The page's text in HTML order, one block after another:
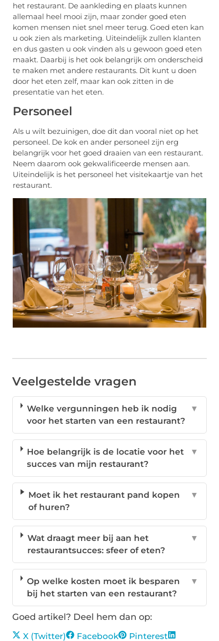
het restaurant. De aankleding en plaats kunnen
allemaal heel mooi zijn, maar zonder goed eten
komen mensen niet snel meer terug. Goed eten kan
u ook zien als marketing. Uiteindelijk zullen klanten
en dus gasten u ook vinden als u gewoon goed eten
maakt. Daarbij is het ook belangrijk om onderscheid
te maken met andere restaurants. Dit kunt u doen
door het eten zelf, maar kan ook zitten in de
presentatie van het eten.
Personeel
Als u wilt bezuinigen, doe dit dan vooral niet op het
personeel. De kok en ander personeel zijn erg
belangrijk voor het goed draaien van een restaurant.
Neem daarom ook gekwalificeerde mensen aan.
Uiteindelijk is het personeel het visitekaartje van het
restaurant.
Veelgestelde vragen
Welke vergunningen heb ik nodig
voor het starten van een restaurant?
▼
Hoe belangrijk is de locatie voor het
succes van mijn restaurant?
▼
Moet ik het restaurant pand kopen
of huren?
▼
Wat draagt meer bij aan het
restaurantsucces: sfeer of eten?
▼
Op welke kosten moet ik besparen
bij het starten van een restaurant?
▼
Goed artikel? Deel hem dan op:
X (Twitter) Facebook Pinterest